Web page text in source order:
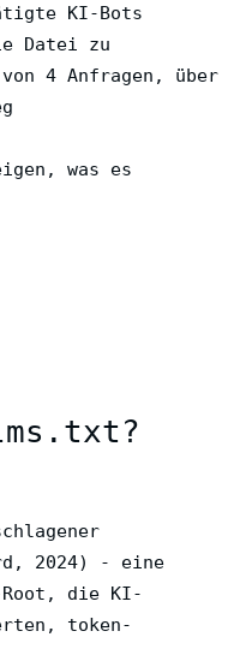
KI-Bots
Datei zu
4 Anfragen, über
was es
2024) - eine
Root, die KI-
token-